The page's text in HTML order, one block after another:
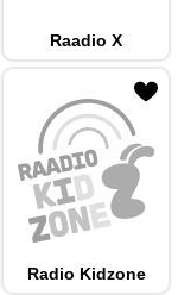
Raadio X
Radio Kidzone